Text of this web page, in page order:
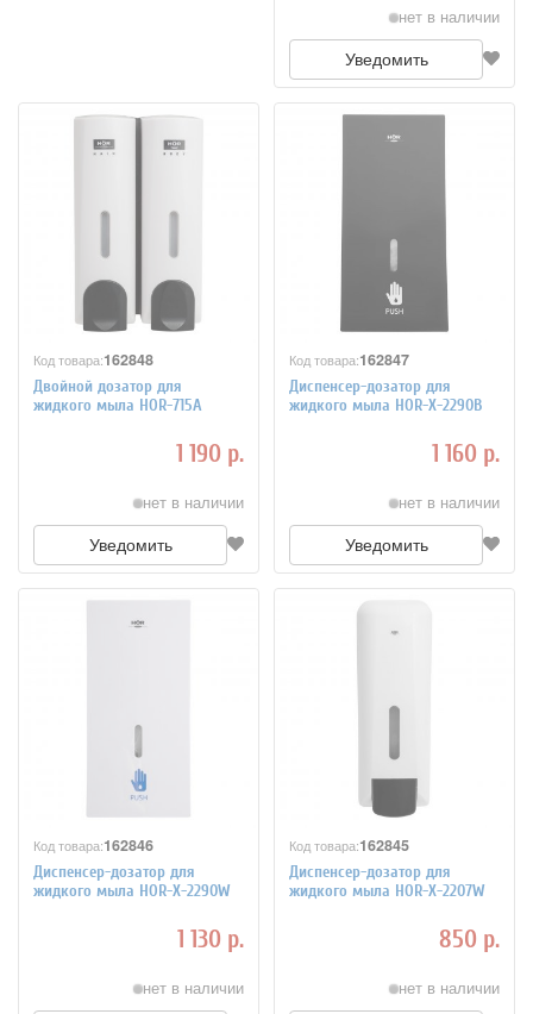
нет в наличии
Уведомить
Код товара:162848
Двойной дозатор для
жидкого мыла HOR-715A
1 190 р.
нет в наличии
Уведомить
Код товара:162847
Диспенсер-дозатор для
жидкого мыла HOR-X-2290B
1 160 р.
нет в наличии
Уведомить
Код товара:162846
Диспенсер-дозатор для
жидкого мыла HOR-X-2290W
1 130 р.
нет в наличии
Код товара:162845
Диспенсер-дозатор для
жидкого мыла HOR-X-2207W
850 р.
нет в наличии